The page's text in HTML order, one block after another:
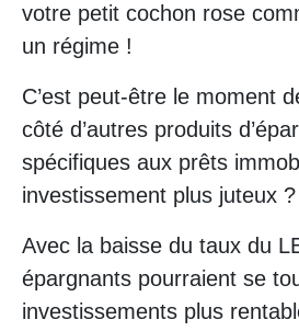
votre petit cochon rose
un régime !
C’est peut-être le moment
côté d’autres produits
spécifiques aux prêts
investissement plus juteux ?
Avec la baisse du taux du
épargnants pourraient se
investissements plus